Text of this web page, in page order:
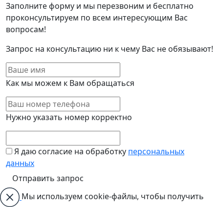
Заполните форму и мы перезвоним и бесплатно
проконсультируем по всем интересующим Вас
вопросам!
Запрос на консультацию ни к чему Вас не обязывают!
Как мы можем к Вам обращаться
Нужно указать номер корректно
Я даю согласие на обработку персональных
данных
Мы используем cookie-файлы, чтобы получить